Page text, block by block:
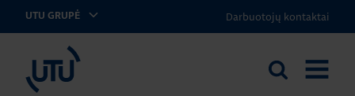
UTU GRUPĖ Darbuotojų kontaktai
UTU Lithuania
Ieškoti